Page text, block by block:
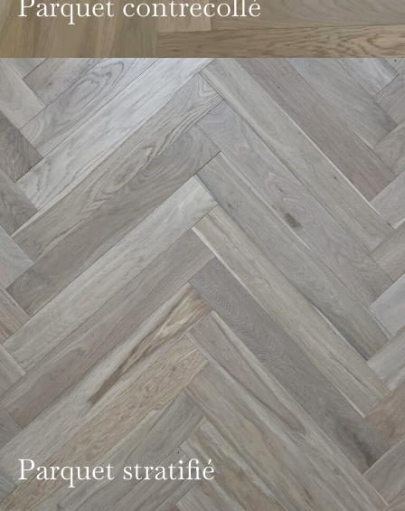
Parquet stratifié